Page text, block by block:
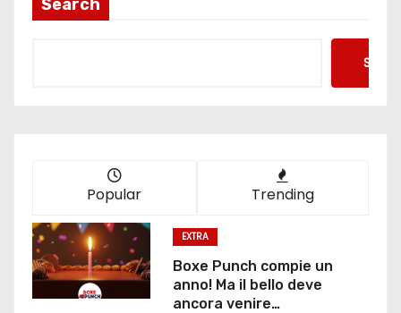
Search
Popular Trending
EXTRA
Boxe Punch compie un
anno! Ma il bello deve
ancora venire…